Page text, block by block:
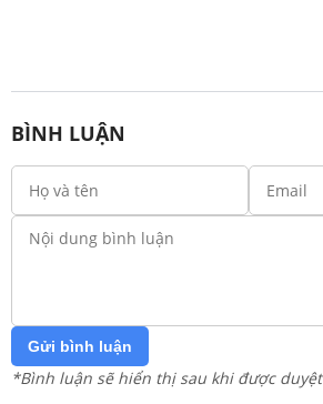
BÌNH LUẬN
Gửi bình luận
*Bình luận sẽ hiển thị sau khi được duyệt